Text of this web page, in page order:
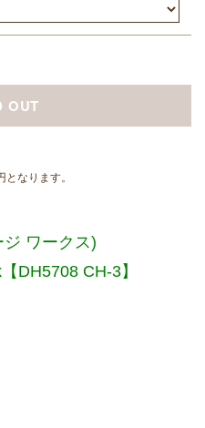
OUT
なります。
ワークス)
DH5708 CH-3】